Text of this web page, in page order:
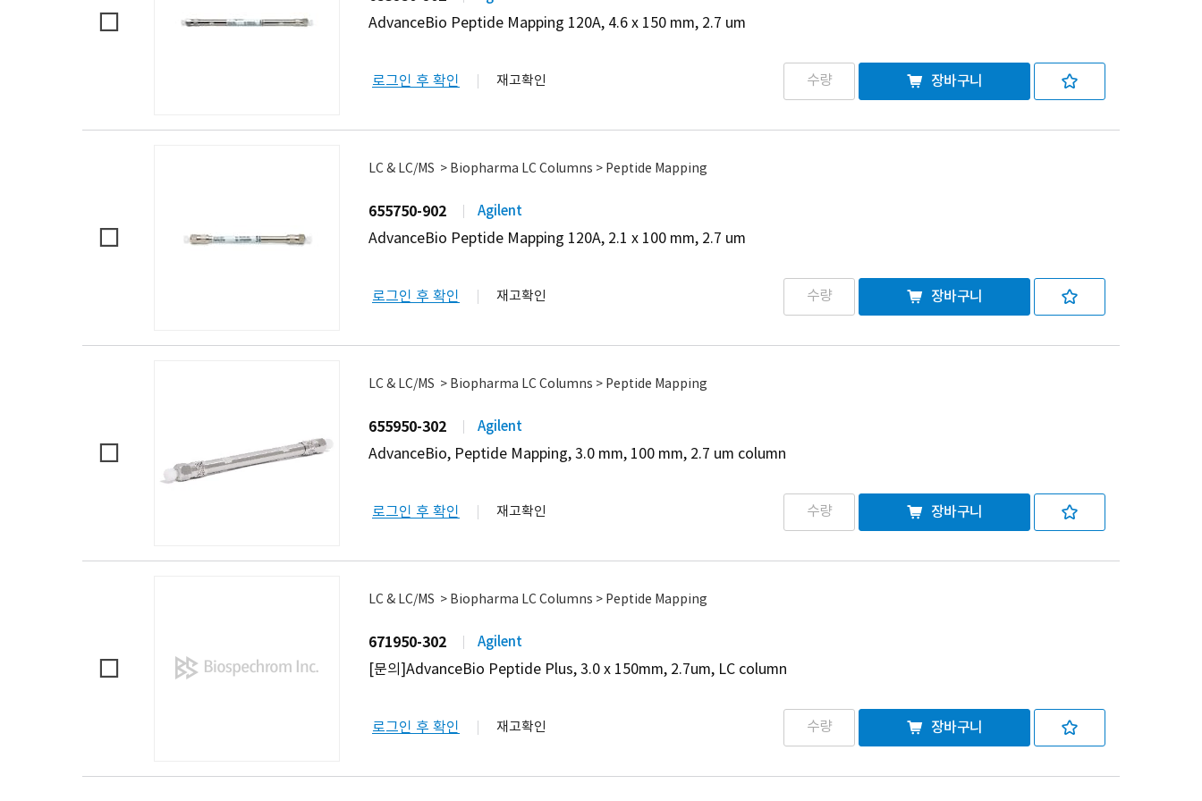
AdvanceBio Peptide Mapping 120A, 4.6 x 150 mm, 2.7 um
로그인 후 확인 재고확인 장바구니
LC & LC/MS > Biopharma LC Columns > Peptide Mapping
655750-902 Agilent
AdvanceBio Peptide Mapping 120A, 2.1 x 100 mm, 2.7 um
로그인 후 확인 재고확인 장바구니
LC & LC/MS > Biopharma LC Columns > Peptide Mapping
655950-302 Agilent
AdvanceBio, Peptide Mapping, 3.0 mm, 100 mm, 2.7 um column
로그인 후 확인 재고확인 장바구니
LC & LC/MS > Biopharma LC Columns > Peptide Mapping
671950-302 Agilent
[문의]AdvanceBio Peptide Plus, 3.0 x 150mm, 2.7um, LC column
로그인 후 확인 재고확인 장바구니